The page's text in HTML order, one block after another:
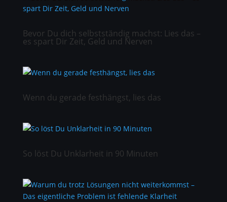
Bevor Du dich selbstständig machst: Lies das –
es spart Dir Zeit, Geld und Nerven
Wenn du gerade festhängst, lies das
So löst Du Unklarheit in 90 Minuten